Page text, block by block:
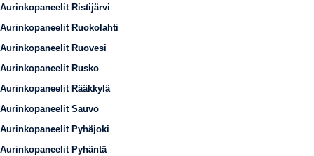
Aurinkopaneelit Ristijärvi
Aurinkopaneelit Ruokolahti
Aurinkopaneelit Ruovesi
Aurinkopaneelit Rusko
Aurinkopaneelit Rääkkylä
Aurinkopaneelit Sauvo
Aurinkopaneelit Pyhäjoki
Aurinkopaneelit Pyhäntä